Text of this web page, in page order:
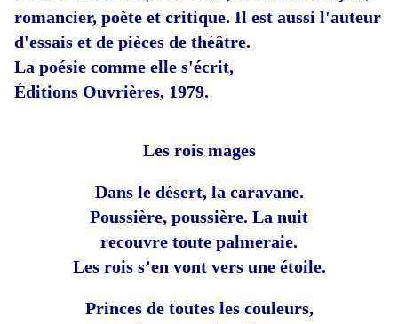
romancier, poète et critique. Il est aussi l'auteur
d'essais et de pièces de théâtre.
La poésie comme elle s'écrit,
Éditions Ouvrières, 1979.
Les rois mages
Dans le désert, la caravane.
Poussière, poussière. La nuit
recouvre toute palmeraie.
Les rois s’en vont vers une étoile.
Princes de toutes les couleurs,